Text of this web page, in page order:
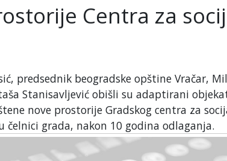
Centra za
predsednik beogradske opštine Vračar,
Stanisavljević obišli su adaptirani
nove prostorije Gradskog centra za
čelnici grada, nakon 10 godina odlaganja.